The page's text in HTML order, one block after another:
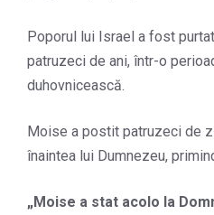
Poporul lui Israel a fost
patruzeci de ani, într-o
duhovnicească.
Moise a postit patruzeci de
înaintea lui Dumnezeu,
„Moise a stat acolo la